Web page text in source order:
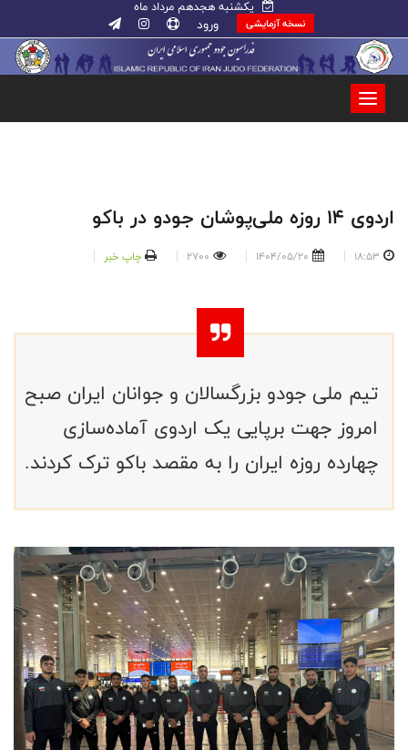
یکشنبه هجدهم مرداد ماه
نسخه آزمایشی ورود
اردوی ۱۴ روزه ملی‌پوشان جودو در باکو
18:53
1404/05/20
2700 چاپ خبر
تیم ملی جودو بزرگسالان و جوانان ایران صبح
امروز جهت برپایی یک اردوی آماده‌سازی
چهارده روزه ایران را به مقصد باکو ترک کردند.